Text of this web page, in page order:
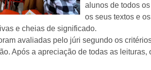
alunos de todos
os seus textos e
e cheias de significado.
avaliadas pelo júri segundo os
Após a apreciação de todas as